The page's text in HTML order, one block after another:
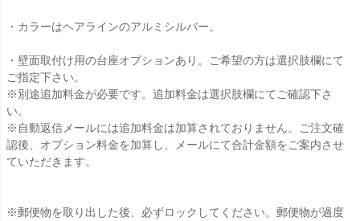
・カラーはヘアラインのアルミシルバー。
・壁面取付け用の台座オプションあり。ご希望の方は選択肢欄にて
ご指定下さい。
※別途追加料金が必要です。追加料金は選択肢欄にてご確認下さ
い。
※自動返信メールには追加料金は加算されておりません。ご注文確
認後、オプション料金を加算し、メールにて合計金額をご案内させ
ていただきます。
※郵便物を取り出した後、必ずロックしてください。郵便物が過度